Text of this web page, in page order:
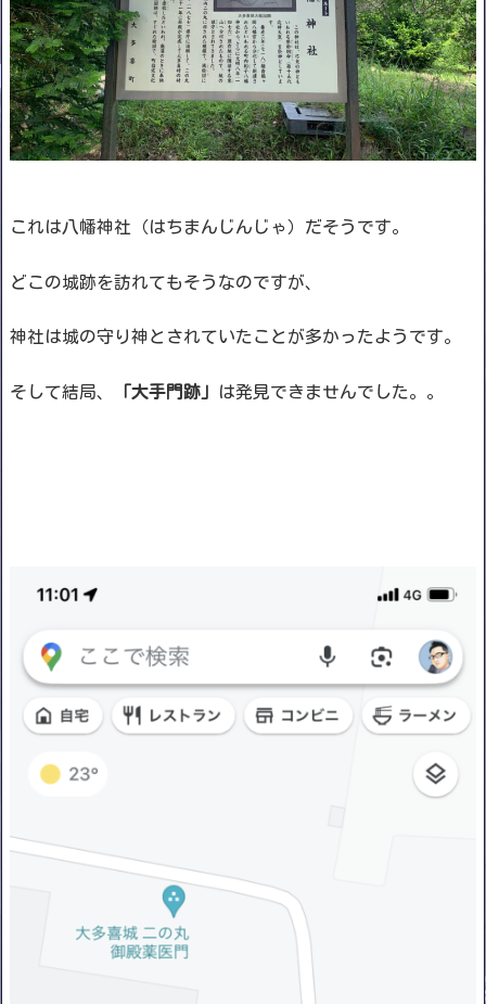
これは八幡神社（はちまんじんじゃ）だそうです。
どこの城跡を訪れてもそうなのですが、
神社は城の守り神とされていたことが多かったようです。
そして結局、 「大手門跡」 は発見できませんでした。。